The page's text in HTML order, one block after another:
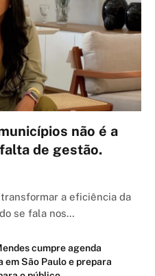
não é a
de gestão.
a eficiência da
se fala nos…
cumpre agenda
São Paulo e prepara